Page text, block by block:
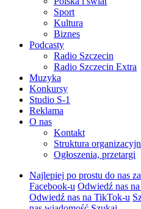
Sport
Kultura
Biznes
Podcasty
Radio Szczecin
Radio Szczecin Extra
Muzyka
Konkursy
Studio S-1
Reklama
O nas
Kontakt
Struktura
Ogłoszenia, przetargi
Najlepiej po prostu do nas
Facebook-u Odwiedź nas
Odwiedź nas na TikTok-u